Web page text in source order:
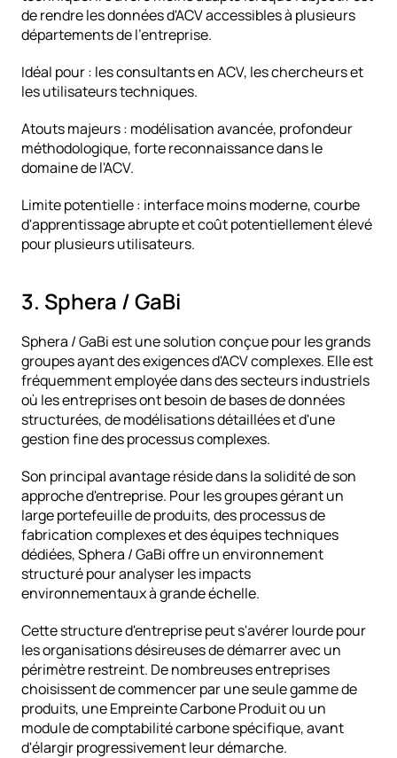
de rendre les données d'ACV accessibles à plusieurs
départements de l'entreprise.
Idéal pour : les consultants en ACV, les chercheurs et
les utilisateurs techniques.
Atouts majeurs : modélisation avancée, profondeur
méthodologique, forte reconnaissance dans le
domaine de l'ACV.
Limite potentielle : interface moins moderne, courbe
d'apprentissage abrupte et coût potentiellement élevé
pour plusieurs utilisateurs.
3. Sphera / GaBi
Sphera / GaBi est une solution conçue pour les grands
groupes ayant des exigences d'ACV complexes. Elle est
fréquemment employée dans des secteurs industriels
où les entreprises ont besoin de bases de données
structurées, de modélisations détaillées et d'une
gestion fine des processus complexes.
Son principal avantage réside dans la solidité de son
approche d'entreprise. Pour les groupes gérant un
large portefeuille de produits, des processus de
fabrication complexes et des équipes techniques
dédiées, Sphera / GaBi offre un environnement
structuré pour analyser les impacts
environnementaux à grande échelle.
Cette structure d'entreprise peut s'avérer lourde pour
les organisations désireuses de démarrer avec un
périmètre restreint. De nombreuses entreprises
choisissent de commencer par une seule gamme de
produits, une Empreinte Carbone Produit ou un
module de comptabilité carbone spécifique, avant
d'élargir progressivement leur démarche.